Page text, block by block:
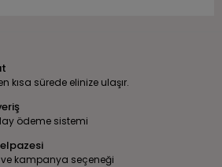
kısa sürede elinize ulaşır.
ödeme sistemi
kampanya seçeneği